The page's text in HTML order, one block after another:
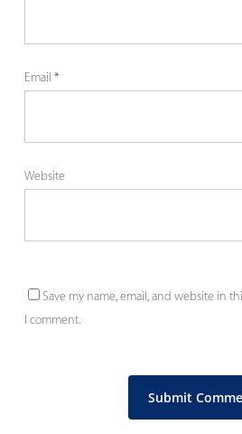
Email *
Website
Save my name, email, and website in
I comment.